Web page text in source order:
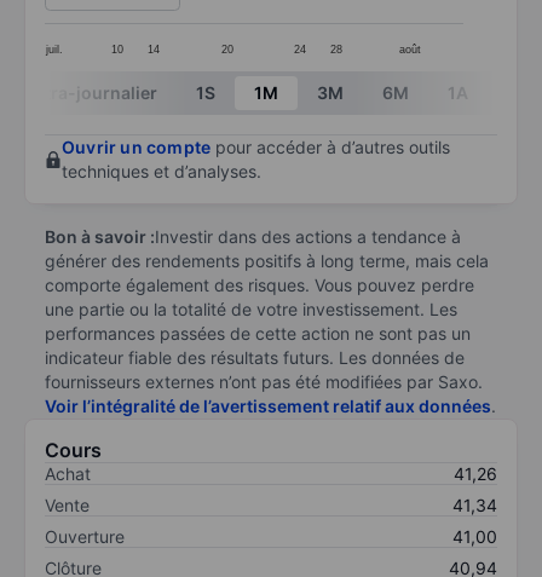
juil. 10 14 20 24 28 août
End of interactive chart.
Intra-journalier 1S 1M 3M 6M 1A
Ouvrir un compte pour accéder à d’autres outils
techniques et d’analyses.
Bon à savoir :Investir dans des actions a tendance à
générer des rendements positifs à long terme, mais cela
comporte également des risques. Vous pouvez perdre
une partie ou la totalité de votre investissement. Les
performances passées de cette action ne sont pas un
indicateur fiable des résultats futurs. Les données de
fournisseurs externes n’ont pas été modifiées par Saxo.
Voir l’intégralité de l’avertissement relatif aux données.
Cours
Achat
41,26
Vente
41,34
Ouverture
41,00
Clôture
40,94